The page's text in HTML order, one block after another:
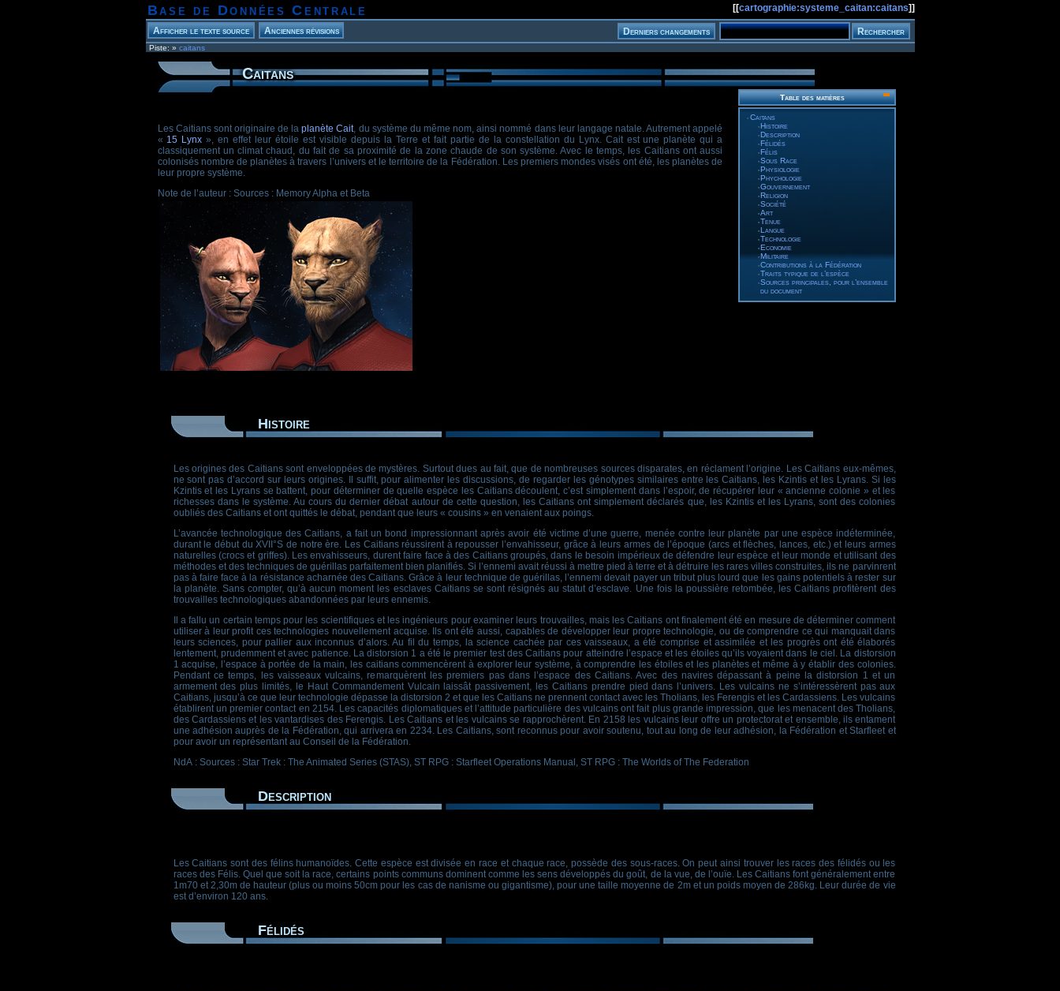
[[cartographie:systeme_caitan:caitans]]
Base de Données Centrale
Piste: » caitans
Table des matières
Caitans
Histoire
Description
Félidés
Félis
Sous Race
Physiologie
Phychologie
Gouvernement
Religion
Société
Art
Tenue
Langue
Technologie
Economie
Militaire
Contributions à la Fédération
Traits typique de l’espèce
Sources principales, pour l’ensemble
du document
Caitans
Les Caitians sont originaire de laplanète Cait, du système du même nom, ainsi nommé dans leur langage natale. Autrement appelé
« 15 Lynx », en effet leur étoile est visible depuis la Terre et fait partie de la constellation du Lynx. Cait est une planète qui a
classiquement un climat chaud, du fait de sa proximité de la zone chaude de son système. Avec le temps, les Caitians ont aussi
colonisés nombre de planètes à travers l’univers et le territoire de la Fédération. Les premiers mondes visés ont été, les planètes de
leur propre système.
Note de l’auteur : Sources : Memory Alpha et Beta
Histoire
Les origines des Caitians sont enveloppées de mystères. Surtout dues au fait, que de nombreuses sources disparates, en réclament l’origine. Les Caitians eux-mêmes,
ne sont pas d’accord sur leurs origines. Il suffit, pour alimenter les discussions, de regarder les génotypes similaires entre les Caitians, les Kzintis et les Lyrans. Si les
Kzintis et les Lyrans se battent, pour déterminer de quelle espèce les Caitians découlent, c’est simplement dans l’espoir, de récupérer leur « ancienne colonie » et les
richesses dans le système. Au cours du dernier débat autour de cette question, les Caitians ont simplement déclarés que, les Kzintis et les Lyrans, sont des colonies
oubliés des Caitians et ont quittés le débat, pendant que leurs « cousins » en venaient aux poings.
L’avancée technologique des Caitians, a fait un bond impressionnant après avoir été victime d’une guerre, menée contre leur planète par une espèce indéterminée,
durant le début du XVII°S de notre ère. Les Caitians réussirent à repousser l’envahisseur, grâce à leurs armes de l’époque (arcs et flèches, lances, etc.) et leurs armes
naturelles (crocs et griffes). Les envahisseurs, durent faire face à des Caitians groupés, dans le besoin impérieux de défendre leur espèce et leur monde et utilisant des
méthodes et des techniques de guérillas parfaitement bien planifiés. Si l’ennemi avait réussi à mettre pied à terre et à détruire les rares villes construites, ils ne parvinrent
pas à faire face à la résistance acharnée des Caitians. Grâce à leur technique de guérillas, l’ennemi devait payer un tribut plus lourd que les gains potentiels à rester sur
la planète. Sans compter, qu’à aucun moment les esclaves Caitians se sont résignés au statut d’esclave. Une fois la poussière retombée, les Caitians profitèrent des
trouvailles technologiques abandonnées par leurs ennemis.
Il a fallu un certain temps pour les scientifiques et les ingénieurs pour examiner leurs trouvailles, mais les Caitians ont finalement été en mesure de déterminer comment
utiliser à leur profit ces technologies nouvellement acquise. Ils ont été aussi, capables de développer leur propre technologie, ou de comprendre ce qui manquait dans
leurs sciences, pour pallier aux inconnus d’alors. Au fil du temps, la science cachée par ces vaisseaux, a été comprise et assimilée et les progrès ont été élaborés
lentement, prudemment et avec patience. La distorsion 1 a été le premier test des Caitians pour atteindre l’espace et les étoiles qu’ils voyaient dans le ciel. La distorsion
1 acquise, l’espace à portée de la main, les caitians commencèrent à explorer leur système, à comprendre les étoiles et les planètes et même à y établir des colonies.
Pendant ce temps, les vaisseaux vulcains, remarquèrent les premiers pas dans l’espace des Caitians. Avec des navires dépassant à peine la distorsion 1 et un
armement des plus limités, le Haut Commandement Vulcain laissât passivement, les Caitians prendre pied dans l’univers. Les vulcains ne s’intéressèrent pas aux
Caitians, jusqu’à ce que leur technologie dépasse la distorsion 2 et que les Caitians ne prennent contact avec les Tholians, les Ferengis et les Cardassiens. Les vulcains
établirent un premier contact en 2154. Les capacités diplomatiques et l’attitude particulière des vulcains ont fait plus grande impression, que les menacent des Tholians,
des Cardassiens et les vantardises des Ferengis. Les Caitians et les vulcains se rapprochèrent. En 2158 les vulcains leur offre un protectorat et ensemble, ils entament
une adhésion auprès de la Fédération, qui arrivera en 2234. Les Caitians, sont reconnus pour avoir soutenu, tout au long de leur adhésion, la Fédération et Starfleet et
pour avoir un représentant au Conseil de la Fédération.
NdA : Sources : Star Trek : The Animated Series (STAS), ST RPG : Starfleet Operations Manual, ST RPG : The Worlds of The Federation
Description
Les Caitians sont des félins humanoïdes. Cette espèce est divisée en race et chaque race, possède des sous-races. On peut ainsi trouver les races des félidés ou les
races des Félis. Quel que soit la race, certains points communs dominent comme les sens développés du goût, de la vue, de l’ouïe. Les Caitians font généralement entre
1m70 et 2,30m de hauteur (plus ou moins 50cm pour les cas de nanisme ou gigantisme), pour une taille moyenne de 2m et un poids moyen de 286kg. Leur durée de vie
est d’environ 120 ans.
Félidés